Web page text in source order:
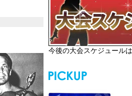
今後の大会スケジュール